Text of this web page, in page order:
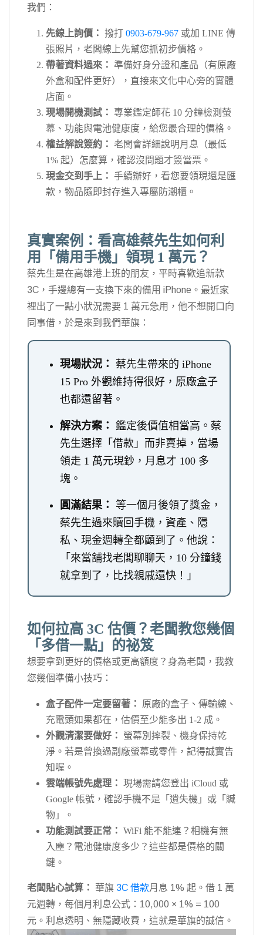
我們：
先線上詢價： 撥打 0903-679-967 或加 LINE 傳
張照片，老闆線上先幫您抓初步價格。
帶著資料過來： 準備好身分證和產品（有原廠
外盒和配件更好），直接來文化中心旁的實體
店面。
現場開機測試： 專業鑑定師花 10 分鐘檢測螢
幕、功能與電池健康度，給您最合理的價格。
權益解說簽約： 老闆會詳細說明月息（最低
1% 起）怎麼算，確認沒問題才簽當票。
現金交到手上： 手續辦好，看您要領現還是匯
款，物品隨即封存進入專屬防潮櫃。
真實案例：看高雄蔡先生如何利
用「備用手機」領現 1 萬元？
蔡先生是在高雄港上班的朋友，平時喜歡追新款
3C，手邊總有一支換下來的備用 iPhone。最近家
裡出了一點小狀況需要 1 萬元急用，他不想開口向
同事借，於是來到我們華旗：
現場狀況：
蔡先生帶來的 iPhone
15 Pro 外觀維持得很好，原廠盒子
也都還留著。
解決方案： 鑑定後價值相當高。蔡
先生選擇「借款」而非賣掉，當場
領走 1 萬元現鈔，月息才 100 多
塊。
圓滿結果：
等一個月後領了獎金，
蔡先生過來贖回手機，資產、隱
私、現金週轉全都顧到了。他說：
「來當舖找老闆聊聊天，10 分鐘錢
就拿到了，比找親戚還快！」
如何拉高 3C 估價？老闆教您幾個
「多借一點」的祕笈
想要拿到更好的價格或更高額度？身為老闆，我教
您幾個準備小技巧：
盒子配件一定要留著：
原廠的盒子、傳輸線、
充電頭如果都在，估價至少能多出 1-2 成。
外觀清潔要做好：
螢幕別摔裂、機身保持乾
淨。若是曾換過副廠螢幕或零件，記得誠實告
知喔。
雲端帳號先處理： 現場需請您登出 iCloud 或
Google 帳號，確認手機不是「遺失機」或「贓
物」。
功能測試要正常： WiFi 能不能連？相機有無
入塵？電池健康度多少？這些都是價格的關
鍵。
老闆貼心試算： 華旗 3C 借款月息 1% 起。借 1 萬
元週轉，每個月利息公式：10,000 × 1% = 100
元。利息透明、無隱藏收費，這就是華旗的誠信。